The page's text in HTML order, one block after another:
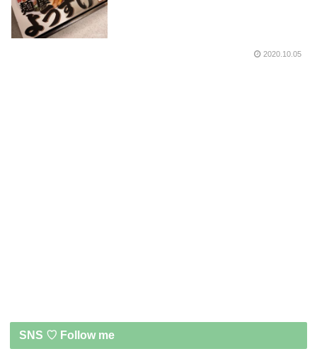
2020.10.05
SNS ♡ Follow me